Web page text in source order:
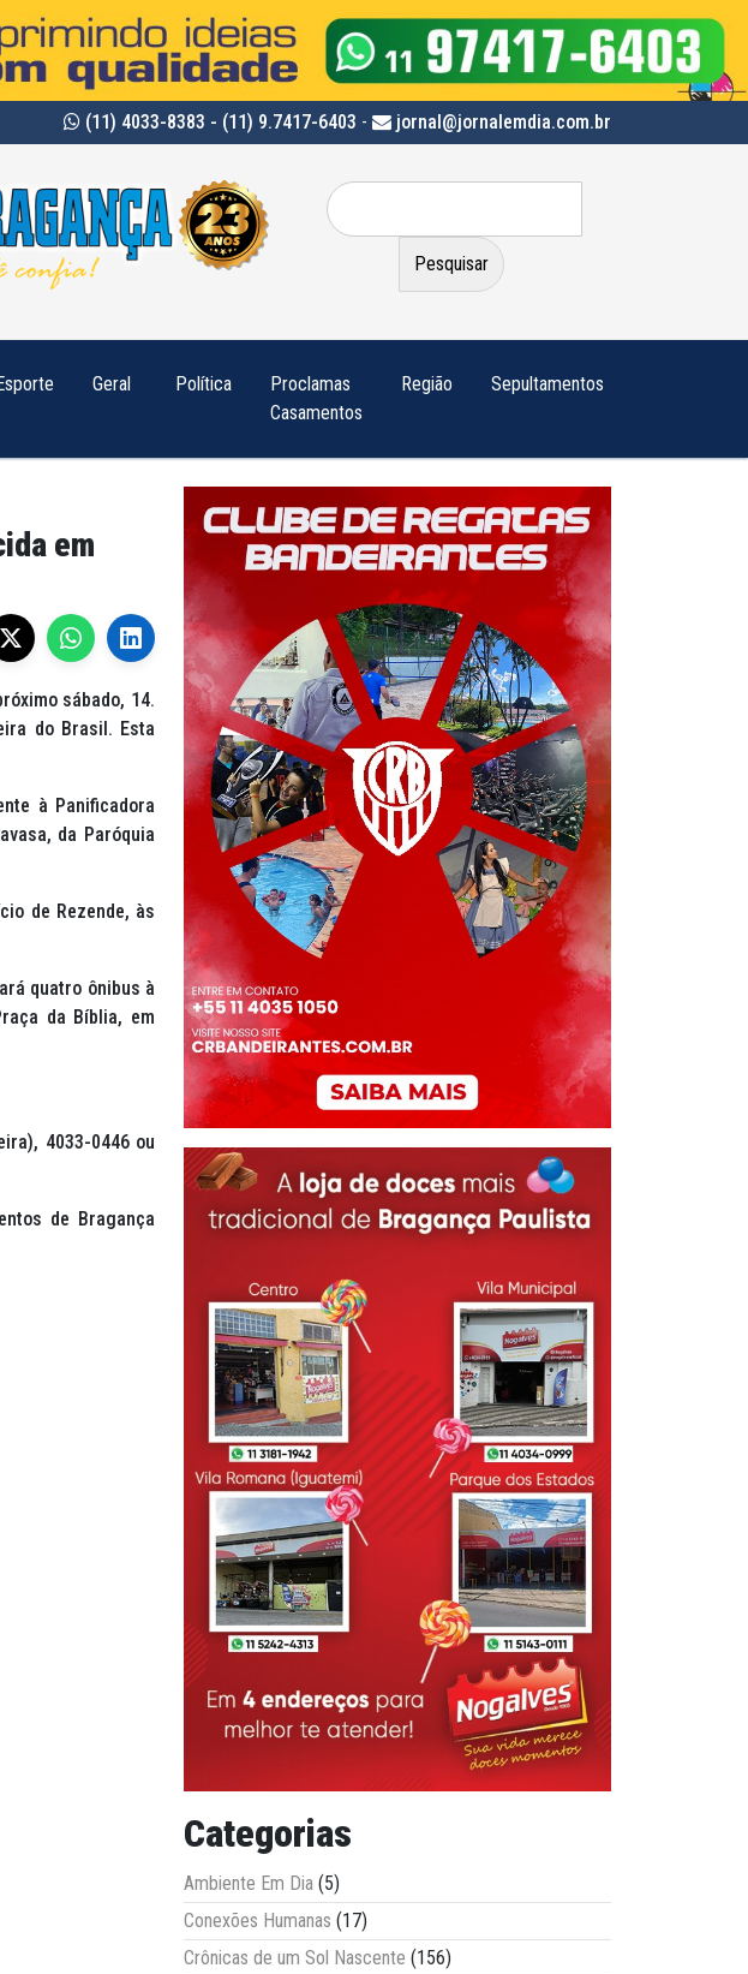
(11) 4033-8383 - (11) 9.7417-6403 - jornal@jornalemdia.com.br
Pesquisar
por:
Esporte Geral Política
Proclamas
Casamentos
Região Sepultamentos
em
sábado, 14.
do Brasil. Esta
à Panificadora
da Paróquia
de Rezende, às
quatro ônibus à
da Bíblia, em
4033-0446 ou
de Bragança
Categorias
Ambiente Em Dia (5)
Conexões Humanas (17)
Crônicas de um Sol Nascente (156)